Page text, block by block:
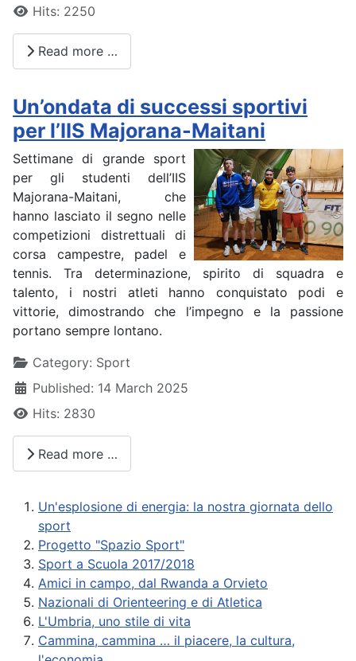
Hits: 2250
Read more …
Un’ondata di successi sportivi
per l’IIS Majorana-Maitani
Settimane di grande sport
per gli studenti dell’IIS
Majorana-Maitani, che
hanno lasciato il segno nelle
competizioni distrettuali di
corsa campestre, padel e
tennis. Tra determinazione, spirito di squadra e
talento, i nostri atleti hanno conquistato podi e
vittorie, dimostrando che l’impegno e la passione
portano sempre lontano.
DetailsCategory: Sport
Published: 14 March 2025
Hits: 2830
Read more …
Un'esplosione di energia: la nostra giornata dello
sport
Progetto "Spazio Sport"
Sport a Scuola 2017/2018
Amici in campo, dal Rwanda a Orvieto
Nazionali di Orienteering e di Atletica
L'Umbria, uno stile di vita
Cammina, cammina … il piacere, la cultura,